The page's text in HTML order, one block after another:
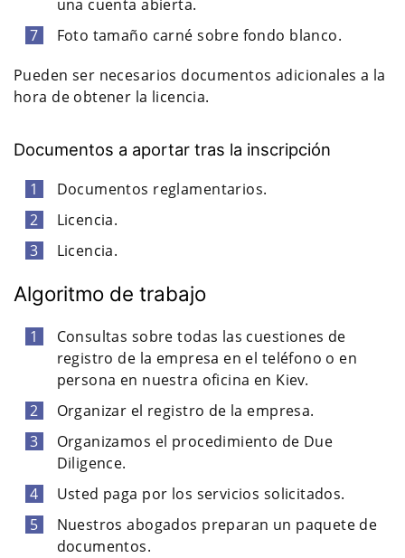
una cuenta abierta.
Foto tamaño carné sobre fondo blanco.
Pueden ser necesarios documentos adicionales a la
hora de obtener la licencia.
Documentos a aportar tras la inscripción
Documentos reglamentarios.
Licencia.
Licencia.
Algoritmo de trabajo
Consultas sobre todas las cuestiones de
registro de la empresa en el teléfono o en
persona en nuestra oficina en Kiev.
Organizar el registro de la empresa.
Organizamos el procedimiento de Due
Diligence.
Usted paga por los servicios solicitados.
Nuestros abogados preparan un paquete de
documentos.